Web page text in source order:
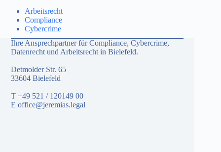
Arbeitsrecht
Compliance
Cybercrime
Ihre Ansprechpartner für Compliance, Cybercrime,
Datenrecht und Arbeitsrecht in Bielefeld.
Detmolder Str. 65
33604 Bielefeld
T+49 521 / 120149 00
Eoffice@jeremias.legal